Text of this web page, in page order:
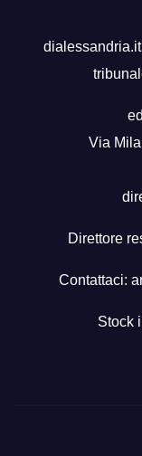
Via
Direttore
Contattaci:
Stock